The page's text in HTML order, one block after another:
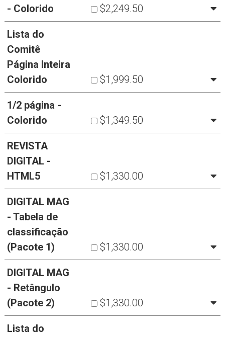
- Colorido
$2,249.50
Lista do
Comitê
Página Inteira
Colorido
$1,999.50
1/2 página -
Colorido
$1,349.50
REVISTA
DIGITAL -
HTML5
$1,330.00
DIGITAL MAG
- Tabela de
classificação
(Pacote 1)
$1,330.00
DIGITAL MAG
- Retângulo
(Pacote 2)
$1,330.00
Lista do